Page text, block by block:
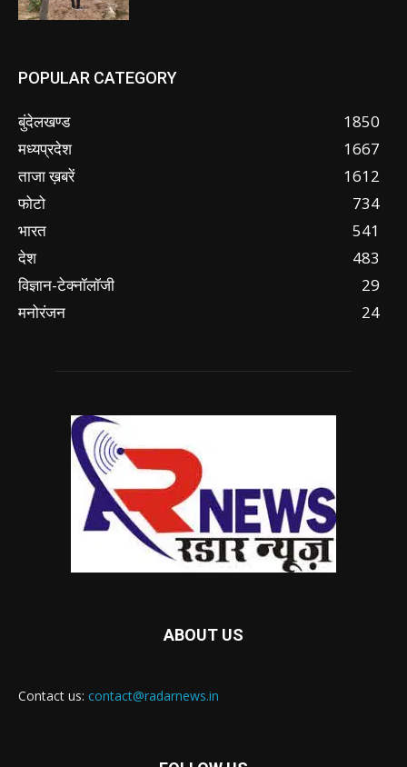
POPULAR CATEGORY
बुंदेलखण्ड
1850
मध्यप्रदेश
1667
ताजा ख़बरें
1612
फोटो
734
भारत
541
देश
483
विज्ञान-टेक्नॉलॉजी
29
मनोरंजन
24
ABOUT US
Contact us: contact@radarnews.in